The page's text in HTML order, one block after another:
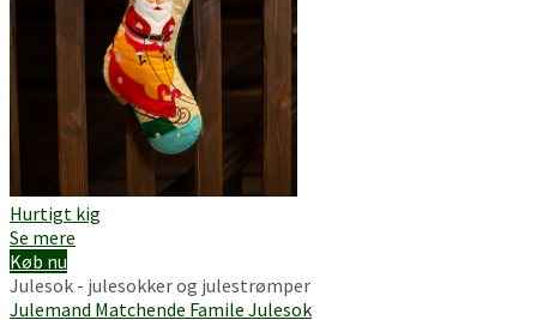
Hurtigt kig
Se mere
Køb nu
Julesok - julesokker og julestrømper
Julemand Matchende Famile Julesok